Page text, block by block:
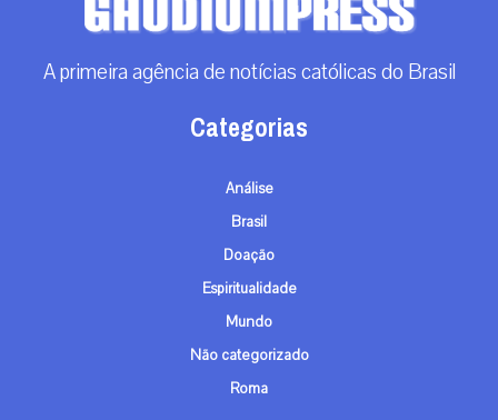
A primeira agência de notícias católicas do Brasil
Categorias
Análise
Brasil
Doação
Espiritualidade
Mundo
Não categorizado
Roma